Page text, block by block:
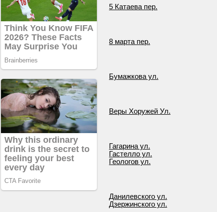
5 Катаева пер.
8 марта пер.
Бумажкова ул.
Веры Хоружей Ул.
Гагарина ул.
Гастелло ул.
Геологов ул.
Данилевского ул.
Дзержинского ул.